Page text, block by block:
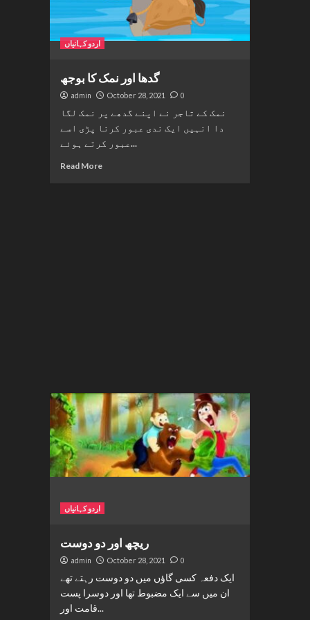
اردو کہانیاں
گدھا اور نمک کا بوجھ
admin October 28, 2021 0
نمک کے تاجر نے اپنے گدھے پر نمک لگا
دا انہیں ایک ندی عبور کرنا پڑی اسے
عبور کرتے ہوئے...
Read More
اردو کہانیاں
ریچھ اور دو دوست
admin October 28, 2021 0
ایک دفعہ کسی گاؤں میں دو دوست رہتے تھے
ان میں سے ایک مضبوط تھا اور دوسرا پست
قامت اور...